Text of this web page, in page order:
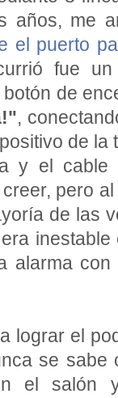
años, me
el puerto
fue un
de
,
de la
y el
pero
de las
alarma
lograr el
se sabe
el salón